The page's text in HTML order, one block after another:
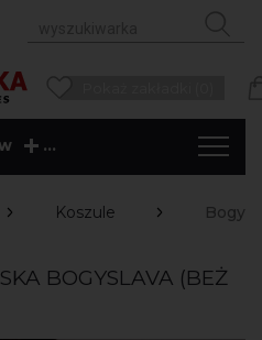
...
Koszule
BOGYSLAVA (BEŻ